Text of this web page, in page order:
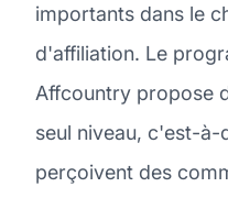
importants dans le
d'affiliation. Le
Affcountry propose
seul niveau, c'est-à-
perçoivent des